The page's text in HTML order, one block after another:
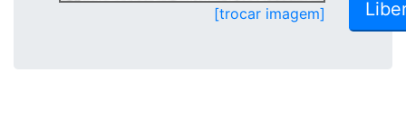
[trocar imagem]